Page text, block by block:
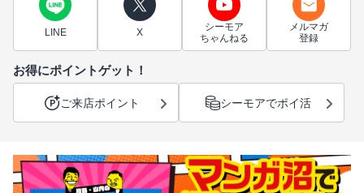
LINE X
シーモア
ちゃんねる
メルマガ
登録
お得にポイントゲット！
ご来店ポイント シーモアでポイ活